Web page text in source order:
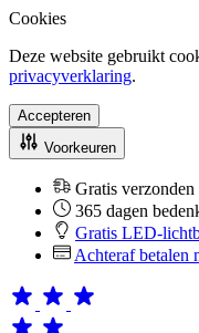
Cookies
Deze website gebruikt
privacyverklaring.
Accepteren
Voorkeuren
Gratis
365 dagen
Gratis LED-
Achteraf betalen